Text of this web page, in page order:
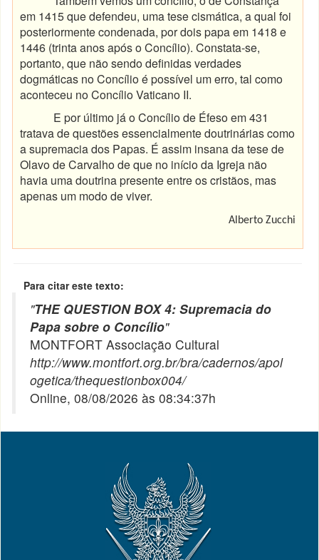
em 1415 que defendeu, uma tese cismática, a qual foi
posteriormente condenada, por dois papa em 1418 e
1446 (trinta anos após o Concílio). Constata-se,
portanto, que não sendo definidas verdades
dogmáticas no Concílio é possível um erro, tal como
aconteceu no Concílio Vaticano II.
E por último já o Concílio de Éfeso em 431
tratava de questões essencialmente doutrinárias como
a supremacia dos Papas. É assim insana da tese de
Olavo de Carvalho de que no início da Igreja não
havia uma doutrina presente entre os cristãos, mas
apenas um modo de viver.
Alberto Zucchi
Para citar este texto:
"THE QUESTION BOX 4: Supremacia do
Papa sobre o Concílio"
MONTFORT Associação Cultural
http://www.montfort.org.br/bra/cadernos/apol
ogetica/thequestionbox004/
Online, 08/08/2026 às 08:34:37h